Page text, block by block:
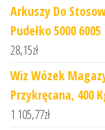
Arkuszy Do
Pudełko 5000 6005
28,15zł
Wiz Wózek
Przykręcana, 400
1 105,77zł